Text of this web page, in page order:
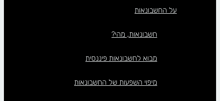
על החשבונאות
חשבונאות, מהי?
מבוא לחשבונאות פיננסית
מיפוי השפעות של החשבונאות